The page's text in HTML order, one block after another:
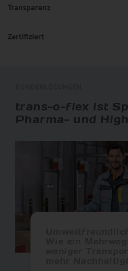
Transparenz
Zertifiziert
trans-o-flex ist
Pharma- und